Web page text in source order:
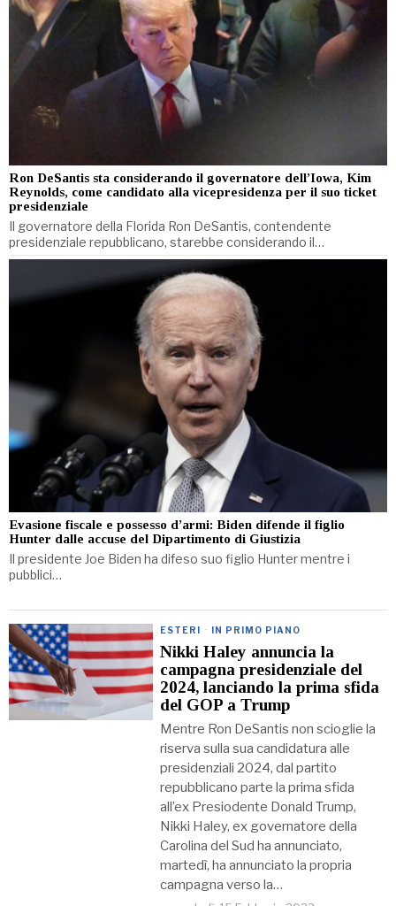
Ron DeSantis sta considerando il governatore dell’Iowa, Kim
Reynolds, come candidato alla vicepresidenza per il suo ticket
presidenziale
Il governatore della Florida Ron DeSantis, contendente
presidenziale repubblicano, starebbe considerando il…
Evasione fiscale e possesso d’armi: Biden difende il figlio
Hunter dalle accuse del Dipartimento di Giustizia
Il presidente Joe Biden ha difeso suo figlio Hunter mentre i
pubblici…
ESTERI · IN PRIMO PIANO
Nikki Haley annuncia la
campagna presidenziale del
2024, lanciando la prima sfida
del GOP a Trump
Mentre Ron DeSantis non scioglie la
riserva sulla sua candidatura alle
presidenziali 2024, dal partito
repubblicano parte la prima sfida
all’ex Presiodente Donald Trump,
Nikki Haley, ex governatore della
Carolina del Sud ha annunciato,
martedì, ha annunciato la propria
campagna verso la…